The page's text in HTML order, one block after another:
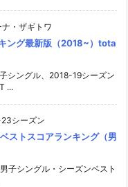
ナ・ザギトワ
ング最新版（2018~）tota
シングル、2018-19シーズン
...
シーズン
ストスコアランキング（男
子シングル・シーズンベスト